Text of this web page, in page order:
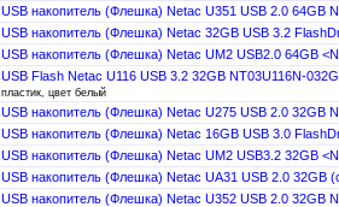
USB накопитель (Флешка) Netac U351 USB 2.0 64GB
USB накопитель (Флешка) Netac 32GB USB 3.2
USB накопитель (Флешка) Netac UM2 USB2.0 64GB
USB Flash Netac U116 USB 3.2 32GB NT03U116N-
пластик, цвет белый
USB накопитель (Флешка) Netac U275 USB 2.0 32GB
USB накопитель (Флешка) Netac 16GB USB 3.0
USB накопитель (Флешка) Netac UM2 USB3.2 32GB
USB накопитель (Флешка) Netac UA31 USB 2.0 32GB
USB накопитель (Флешка) Netac U352 USB 2.0 32GB